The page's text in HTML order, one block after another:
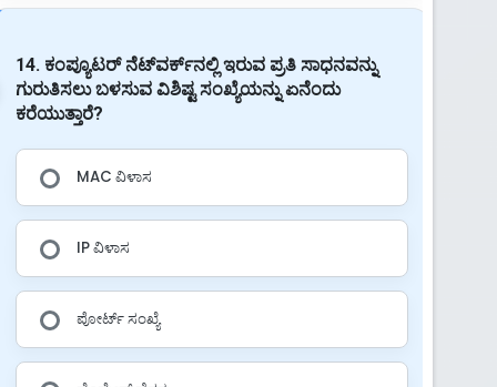
14. ಕಂಪ್ಯೂಟರ್ ನೆಟ್‌ವರ್ಕ್‌ನಲ್ಲಿ ಇರುವ ಪ್ರತಿ ಸಾಧನವನ್ನು
ಗುರುತಿಸಲು ಬಳಸುವ ವಿಶಿಷ್ಟ ಸಂಖ್ಯೆಯನ್ನು ಏನೆಂದು
ಕರೆಯುತ್ತಾರೆ?
MAC ವಿಳಾಸ
IP ವಿಳಾಸ
ಪೋರ್ಟ್ ಸಂಖ್ಯೆ